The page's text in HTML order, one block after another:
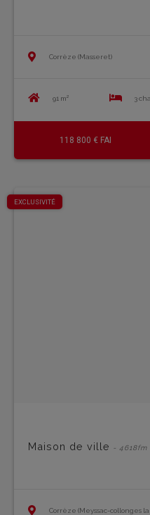
Corrèze (Masseret)
91 m² 3
118 800 € FAI
EXCLUSIVITÉ
Maison de ville - 4618fm
Corrèze (Meyssac-collonges